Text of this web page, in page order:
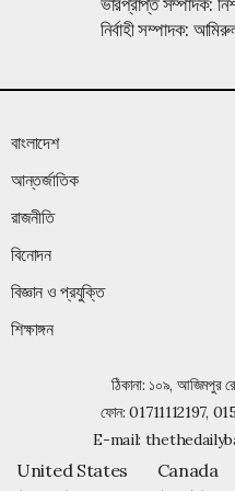
নির্বাহী সম্পাদক:
বাংলাদেশ
আন্তর্জাতিক
রাজনীতি
বিনোদন
বিজ্ঞান ও প্রযুক্তি
শিক্ষাঙ্গন
ঠিকানা: ১০৯, আজিমপুর
ফোন:01711112197,
E-mail:
United States
Canada